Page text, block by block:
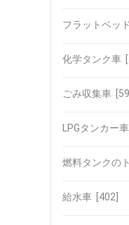
フラットベッ
化学タンク車
ごみ収集車 [59]
LPGタンカー車
燃料タンクの
給水車 [402]